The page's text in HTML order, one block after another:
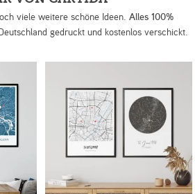
viele weitere schöne Ideen. Alles 100%
gedruckt und kostenlos verschickt.